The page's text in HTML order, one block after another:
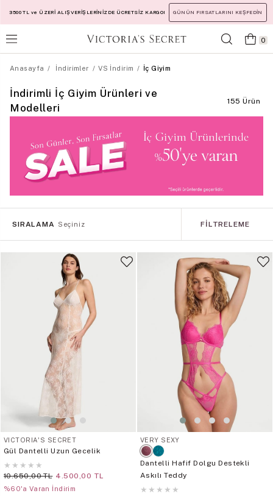
3500 TL ve ÜZERİ ALIŞVERİŞLERİNİZDE ÜCRETSİZ KARGO! GÜNÜN FIRSATLARINI KEŞFEDİN
0
Anasayfa İndirimler VS İndirim İç Giyim
İndirimli İç Giyim Ürünleri ve
Modelleri
155 Ürün
FILTRELEME
SIRALAMA Seçiniz
VICTORIA'S SECRET
Gül Dantelli Uzun Gecelik
★ ★ ★ ★ ★
10.650,00 TL 4.500,00 TL
%60'a Varan İndirim
VERY SEXY
Dantelli Hafif Dolgu Destekli
Askılı Teddy
★ ★ ★ ★ ★